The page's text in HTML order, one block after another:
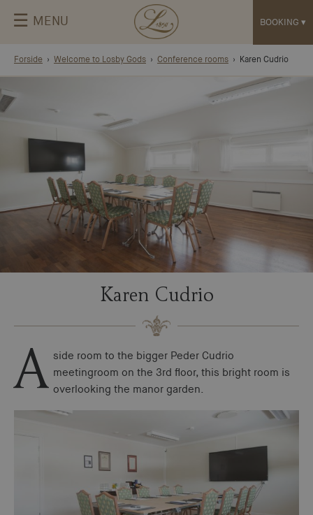
☰ MENU BOOKING ▾
Forside Welcome to Losby Gods Conference rooms Karen Cudrio
Karen Cudrio
A side room to the bigger Peder Cudrio
meetingroom on the 3rd floor, this bright room is
overlooking the manor garden.